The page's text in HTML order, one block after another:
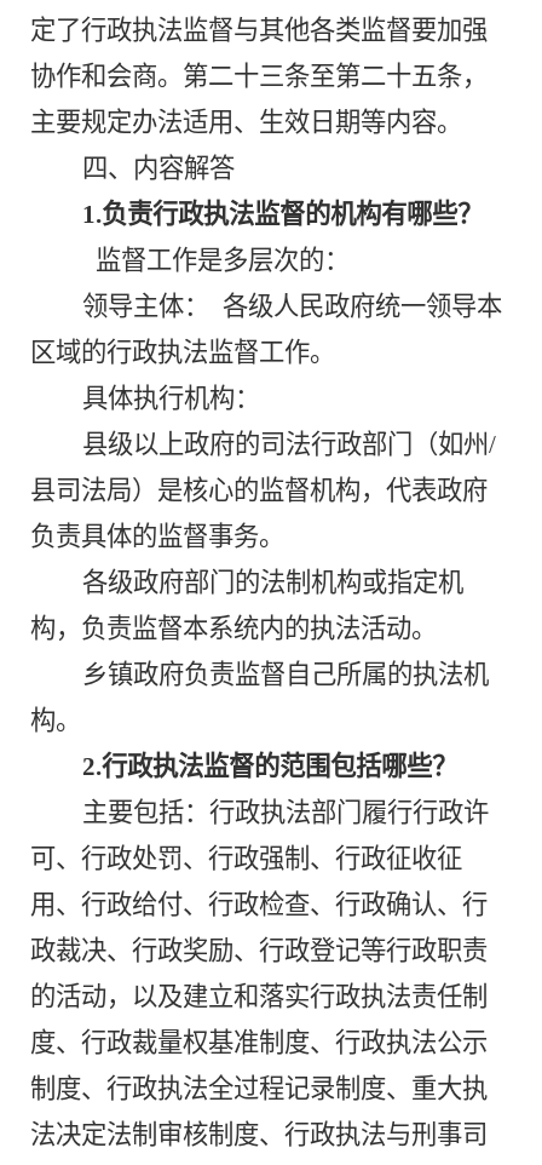
定了行政执法监督与其他各类监督要加强
协作和会商。 第二十三条至第二十五条，
主要规定办法适用、 生效日期等内容。
四、 内容解答
1.负责行政执法监督的机构有哪些？
监督工作是多层次的：
领导主体：
各级人民政府统一领导本
区域的行政执法监督工作。
具体执行机构：
县级以上政府的司法行政部门（如州/
县司法局）是核心的监督机构，代表政府
负责具体的监督事务。
各级政府部门的法制机构或指定机
构，负责监督本系统内的执法活动。
乡镇政府负责监督自己所属的执法机
构。
2.行政执法监督的范围包括哪些？
主要包括： 行政执法部门履行行政许
可、行政处罚、行政强制、行政征收征
用、行政给付、行政检查、行政确认、行
政裁决、行政奖励、行政登记等行政职责
的活动，以及建立和落实行政执法责任制
度、行政裁量权基准制度、行政执法公示
制度、行政执法全过程记录制度、重大执
法决定法制审核制度、行政执法与刑事司